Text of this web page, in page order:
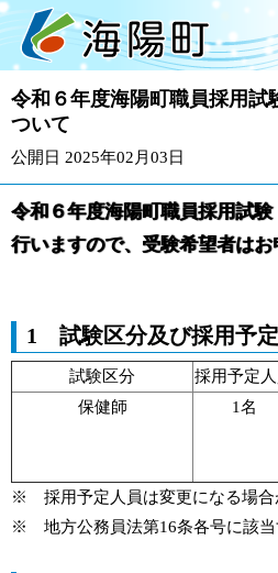
令和６年度海陽町職員採用試
ついて
公開日 2025年02月03日
令和６年度海陽町職員採用試
行いますので、受験希望者はお
1 試験区分及び採用予
試験区分
採用予定人
保健師
1名
※ 採用予定人員は変更になる場合
※ 地方公務員法第16条各号に該当